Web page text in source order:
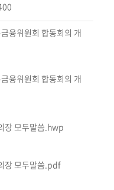
융위원회 합동회의 개
융위원회 합동회의 개
장 모두말씀.hwp
장 모두말씀.pdf